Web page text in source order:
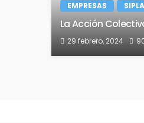
EMPRESAS
La Acción
29 febrero, 2024